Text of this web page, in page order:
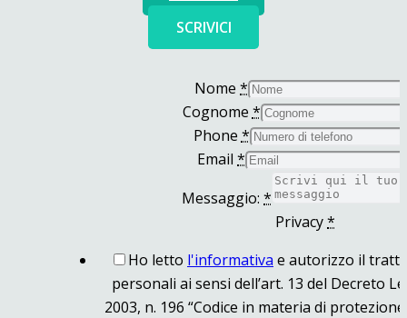
SCRIVICI
Nome *
Cognome *
Phone *
Email *
Messaggio: *
Privacy*
Ho letto l'informativa e autorizzo il
personali ai sensi dell’art. 13 del Decreto
2003, n. 196 “Codice in materia di